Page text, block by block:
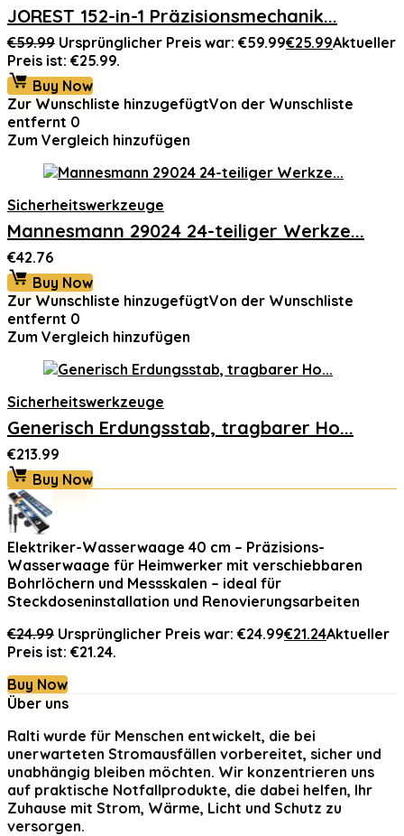
JOREST 152-in-1 Präzisionsmechanik...
€59.99 Ursprünglicher Preis war: €59.99€25.99Aktueller
Preis ist: €25.99.
Buy Now
Zur Wunschliste hinzugefügtVon der Wunschliste
entfernt 0
Zum Vergleich hinzufügen
Sicherheitswerkzeuge
Mannesmann 29024 24-teiliger Werkze...
€42.76
Buy Now
Zur Wunschliste hinzugefügtVon der Wunschliste
entfernt 0
Zum Vergleich hinzufügen
Sicherheitswerkzeuge
Generisch Erdungsstab, tragbarer Ho...
€213.99
Buy Now
Elektriker-Wasserwaage 40 cm – Präzisions-
Wasserwaage für Heimwerker mit verschiebbaren
Bohrlöchern und Messskalen – ideal für
Steckdoseninstallation und Renovierungsarbeiten
€24.99 Ursprünglicher Preis war: €24.99€21.24Aktueller
Preis ist: €21.24.
Buy Now
Über uns
Ralti wurde für Menschen entwickelt, die bei
unerwarteten Stromausfällen vorbereitet, sicher und
unabhängig bleiben möchten. Wir konzentrieren uns
auf praktische Notfallprodukte, die dabei helfen, Ihr
Zuhause mit Strom, Wärme, Licht und Schutz zu
versorgen.